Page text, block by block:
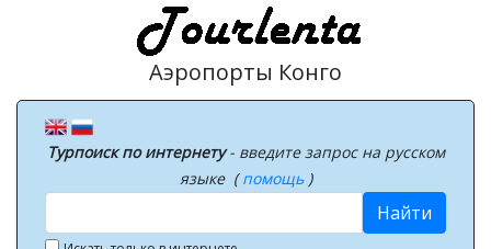
Аэропорты Конго
Турпоиск по интернету- введите запрос на русском
языке (помощь )
Найти